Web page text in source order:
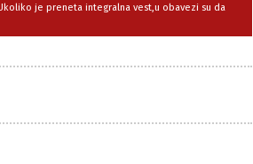
je preneta integralna vest,u obavezi su da